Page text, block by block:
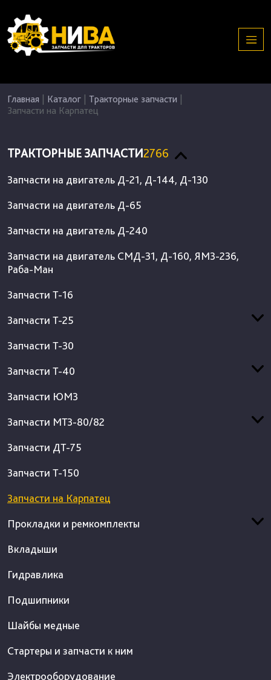
Главная Каталог Тракторные запчасти
Запчасти на Карпатец
ТРАКТОРНЫЕ ЗАПЧАСТИ2766
Запчасти на двигатель Д-21, Д-144, Д-130
Запчасти на двигатель Д-65
Запчасти на двигатель Д-240
Запчасти на двигатель СМД-31, Д-160, ЯМЗ-236,
Раба-Ман
Запчасти Т-16
Запчасти Т-25
Запчасти Т-30
Запчасти Т-40
Запчасти ЮМЗ
Запчасти МТЗ-80/82
Запчасти ДТ-75
Запчасти Т-150
Запчасти на Карпатец
Прокладки и ремкомплекты
Вкладыши
Гидравлика
Подшипники
Шайбы медные
Стартеры и запчасти к ним
Электрооборудование